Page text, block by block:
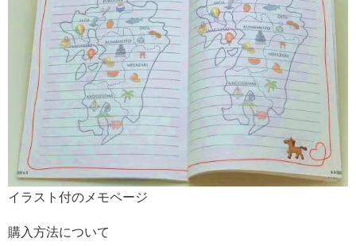
イラスト付のメモページ
購入方法について